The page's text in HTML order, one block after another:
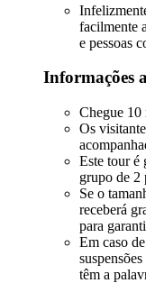
facilmente
e pessoas
Informações
Chegue 10
Os
Este tour é
grupo de 2
Se o
receberá
para
Em caso
têm a